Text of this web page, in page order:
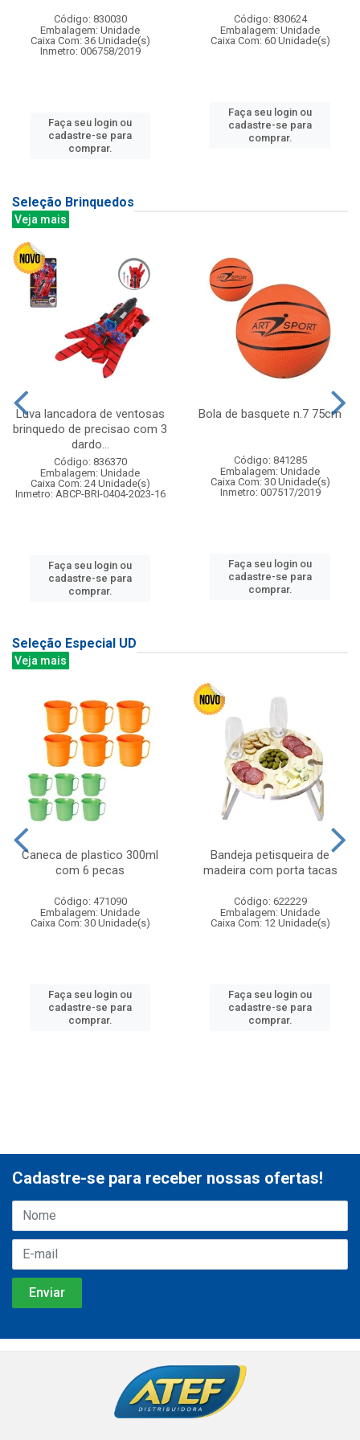
Código: 830030
Embalagem: Unidade
Caixa Com: 36 Unidade(s)
Inmetro: 006758/2019
Faça seu login ou
cadastre-se para
comprar.
Código: 830624
Embalagem: Unidade
Caixa Com: 60 Unidade(s)
Faça seu login ou
cadastre-se para
comprar.
Seleção Brinquedos
Veja mais
Luva lancadora de ventosas
brinquedo de precisao com 3
dardo...
Código: 836370
Embalagem: Unidade
Caixa Com: 24 Unidade(s)
Inmetro: ABCP-BRI-0404-2023-16
Faça seu login ou
cadastre-se para
comprar.
Bola de basquete n.7 75cm
Código: 841285
Embalagem: Unidade
Caixa Com: 30 Unidade(s)
Inmetro: 007517/2019
Faça seu login ou
cadastre-se para
comprar.
Seleção Especial UD
Veja mais
Caneca de plastico 300ml
com 6 pecas
Código: 471090
Embalagem: Unidade
Caixa Com: 30 Unidade(s)
Faça seu login ou
cadastre-se para
comprar.
Bandeja petisqueira de
madeira com porta tacas
Código: 622229
Embalagem: Unidade
Caixa Com: 12 Unidade(s)
Faça seu login ou
cadastre-se para
comprar.
Cadastre-se para receber nossas ofertas!